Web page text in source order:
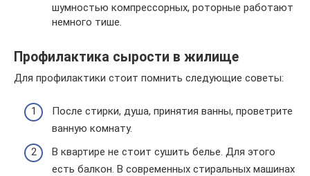
шумностью компрессорных, роторные работают
немного тише.
Профилактика сырости в жилище
Для профилактики стоит помнить следующие советы:
После стирки, душа, принятия ванны, проветрите
ванную комнату.
В квартире не стоит сушить белье. Для этого
есть балкон. В современных стиральных машинах